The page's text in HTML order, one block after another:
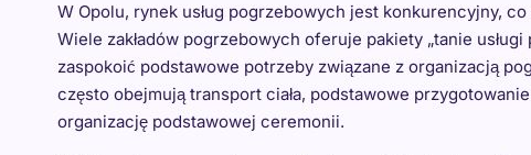
W Opolu, rynek usług pogrzebowych jest konkurencyjny,
Wiele zakładów pogrzebowych oferuje pakiety „tanie
zaspokoić podstawowe potrzeby związane z organizacją
często obejmują transport ciała, podstawowe
organizację podstawowej ceremonii.